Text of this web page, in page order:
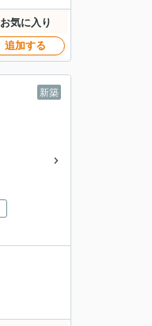
お気に入り
追加する
新築